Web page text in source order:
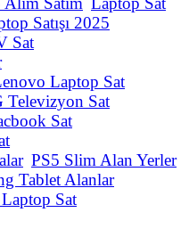
Satışı 2025
Sat
Laptop Sat
Televizyon Sat
Sat
PS5 Slim Alan Yerler
Tablet Alanlar
Laptop Sat